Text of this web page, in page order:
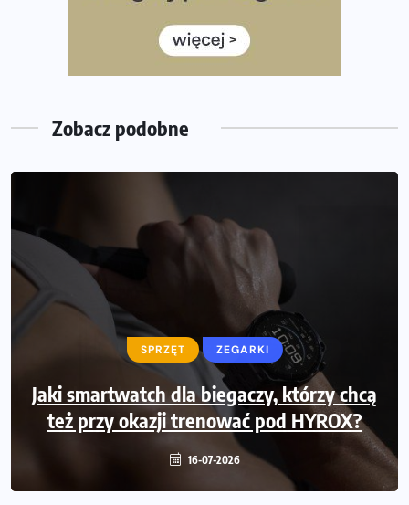
często biegać, żeby robić postępy
Już w ten weekend! Przed nami Nocny Portowy Maraton
i Półmaraton Szczeciński. Wszystko, co warto wiedzieć
Zobacz podobne
SPRZĘT ZEGARKI
Jaki smartwatch dla biegaczy, którzy chcą
też przy okazji trenować pod HYROX?
16-07-2026
SPRZĘT
Jak zaplanować domowe cardio bez
przepełniania mieszkania sprzętem
16-07-2026